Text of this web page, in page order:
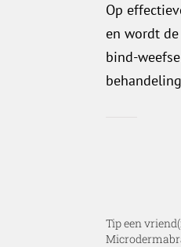
Op
en wordt
bind-
Tip een